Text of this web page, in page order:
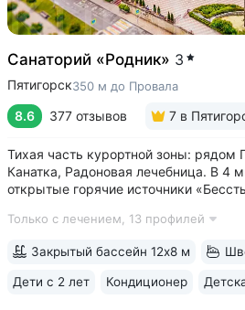
Санаторий «Родник» 3
Пятигорск350 м до Провала
8.6 377 отзывов 7 в
Тихая часть курортной зоны: рядом
Канатка, Радоновая лечебница. В 4
открытые горячие источники
виден Эльбрус и Кавказский хребет.
Только с лечением, 13 профилей
Закрытый бассейн 12х8 м
Дети с 2 лет Кондиционер